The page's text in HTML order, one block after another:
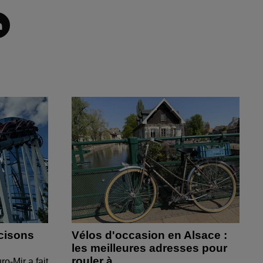
Vélos d'occasion en Alsace :
les meilleures adresses pour